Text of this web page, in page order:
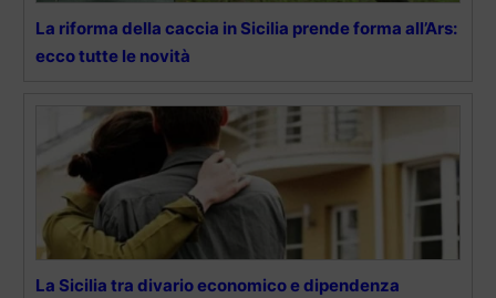
La riforma della caccia in Sicilia prende forma all’Ars:
ecco tutte le novità
La Sicilia tra divario economico e dipendenza